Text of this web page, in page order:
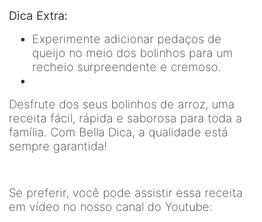
Dica Extra:
Experimente adicionar pedaços de
queijo no meio dos bolinhos para um
recheio surpreendente e cremoso.
Desfrute dos seus bolinhos de arroz, uma
receita fácil, rápida e saborosa para toda a
família. Com Bella Dica, a qualidade está
sempre garantida!
Se preferir, você pode assistir essa receita
em vídeo no nosso canal do Youtube: